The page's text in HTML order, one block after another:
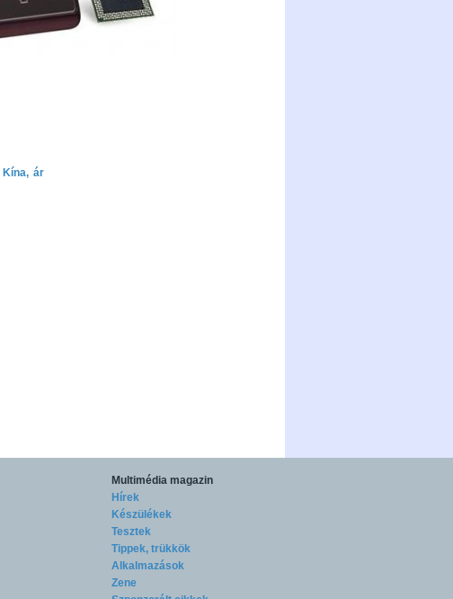
Kína, ár
Multimédia magazin
Hírek
Készülékek
Tesztek
Tippek, trükkök
Alkalmazások
Zene